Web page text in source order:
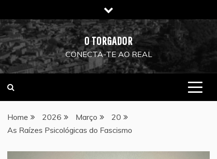
to
content
O TORGADOR
CONECTA-TE AO REAL
Home 2026 Março
20
As Raízes Psicológicas do Fascismo